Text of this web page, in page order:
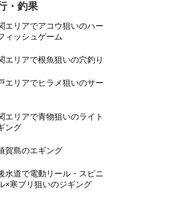
・釣果
エリアでアコウ狙いのハー
ィッシュゲーム
エリアで根魚狙いの穴釣り
エリアでヒラメ狙いのサー
エリアで青物狙いのライト
ング
賀島のエギング
水道で電動リール・スピニ
×寒ブリ狙いのジギング